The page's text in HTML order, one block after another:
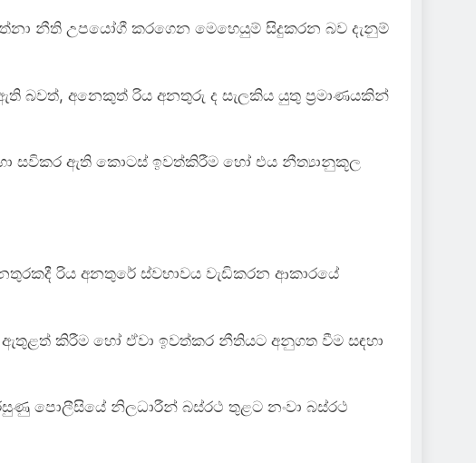
නීති උපයෝගී කරගෙන මෙහෙයුම් සිදුකරන බව දැනුම්
බවත්, අනෙකුත් රිය අනතුරු ද සැලකිය යුතු ප්‍රමාණයකින්
සවිකර ඇති කොටස් ඉවත්කිරීම හෝ එය නීත්‍යානුකූල
රිය අනතුරේ ස්වභාවය වැඩිකරන ආකාරයේ
කිරීම හෝ ඒවා ඉවත්කර නීතියට අනුගත වීම සඳහා
පොලීසියේ නිලධාරීන් බස්රථ තුළට නංවා බස්රථ